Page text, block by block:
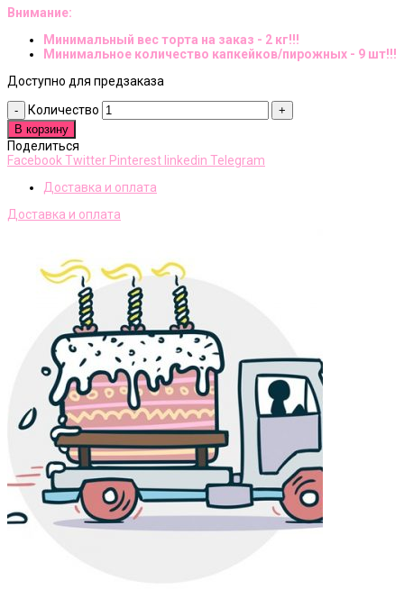
Внимание:
Минимальный вес торта на заказ - 2 кг!!!
Минимальное количество капкейков/пирожных - 9 шт!!!
Доступно для предзаказа
Количество
В корзину
Поделиться
Facebook Twitter Pinterest linkedin Telegram
Доставка и оплата
Доставка и оплата